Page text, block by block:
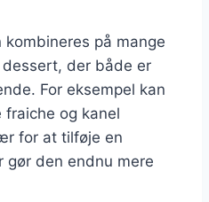
kombineres på mange
der både er
For eksempel kan
og kanel
for at tilføje en
gør den endnu mere